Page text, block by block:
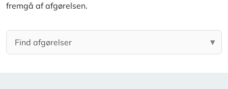
fremgå af afgørelsen.